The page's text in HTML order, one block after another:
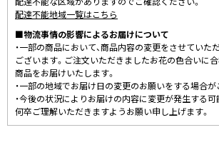
配達不能地域一覧はこちら
■物流事情の影響によるお届けについて
・一部の商品において、商品内容の変更をさせていた
ございます。ご注文いただきましたお花の色合いに
商品をお届けいたします。
・一部の地域でお届け日の変更のお願いをする場合が
・今後の状況によりお届けの内容に変更が発生する可
何卒ご理解いただきますようお願い申し上げます。